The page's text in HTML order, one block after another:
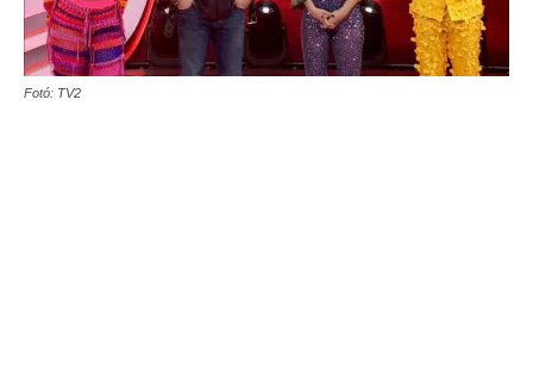
Fotó: TV2